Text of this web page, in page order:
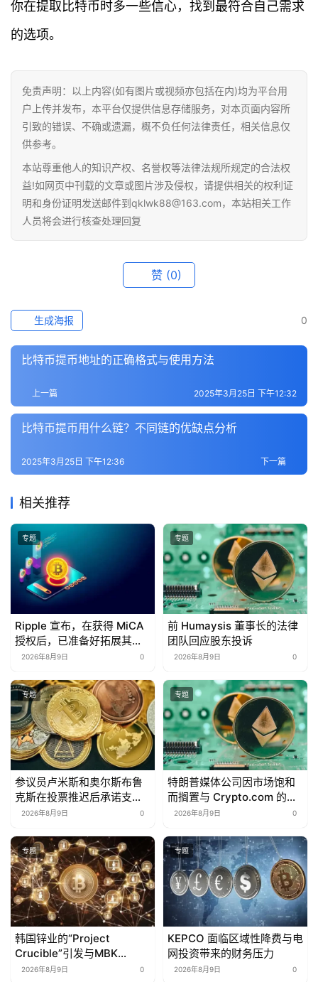
科
你在提取比特币时多一些信心，找到最符合自己需求
的选项。
免责声明：以上内容(如有图片或视频亦包括在内)均为平台用
户上传并发布，本平台仅提供信息存储服务，对本页面内容所
引致的错误、不确或遗漏，概不负任何法律责任，相关信息仅
供参考。
本站尊重他人的知识产权、名誉权等法律法规所规定的合法权
益!如网页中刊载的文章或图片涉及侵权，请提供相关的权利证
明和身份证明发送邮件到qklwk88@163.com，本站相关工作
人员将会进行核查处理回复
赞 (0)
0
生成海报
比特币提币地址的正确格式与使用方法
上一篇 2025年3月25日 下午12:32
比特币提币用什么链？不同链的优缺点分析
下一篇
2025年3月25日 下午12:36
相关推荐
专题
Ripple 宣布，在获得 MiCA
授权后，已准备好拓展其在
欧洲的加密货币业务。
2026年8月9日 0
专题
前 Humaysis 董事长的法律
团队回应股东投诉
2026年8月9日 0
专题
参议员卢米斯和奥尔斯布鲁
克斯在投票推迟后承诺支持
《清晰法案》
2026年8月9日 0
专题
特朗普媒体公司因市场饱和
而搁置与 Crypto.com 的两
项交易
2026年8月9日 0
专题
韩国锌业的“Project
Crucible”引发与MBK
Partners之间的商标争议
2026年8月9日 0
专题
KEPCO 面临区域性降费与电
网投资带来的财务压力
2026年8月9日 0